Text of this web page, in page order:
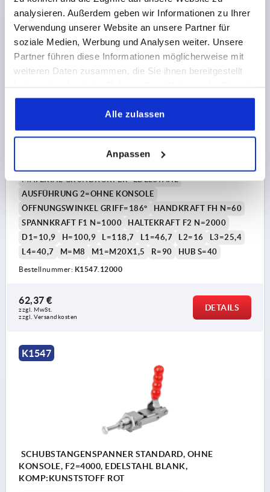
analysieren. Außerdem geben wir Informationen zu Ihrer
Verwendung unserer Website an unsere Partner für
soziale Medien, Werbung und Analysen weiter. Unsere
Partner führen diese Informationen möglicherweise mit
weiteren Daten zusammen, die Sie ihnen bereitgestellt
gesammelt haben.
Alle zulassen
Anpassen
K1547
SCHUBSTANGENSPANNER STANDARD, OHNE
KOMP:KUNSTSTOFF ROT
MATERIAL GRUNDKÖRPER=EDELSTAHL
AUSFÜHRUNG 2=OHNE KONSOLE
ÖFFNUNGSWINKEL GRIFF=186°
HANDKRAFT FH N=60
SPANNKRAFT F1 N=1000
HALTEKRAFT F2 N=2000
D1=10,9
H=100,9 L=118,7 L1=46,7 L2=16
L3=25,4
L4=40,7
M=M8 M1=M20X1,5 R=90 HUB S=40
Bestellnummer: K1547.12000
62,37 €
zzgl. MwSt.
zzgl. Versandkosten
DETAILS
K1547
SCHUBSTANGENSPANNER STANDARD, OHNE
KONSOLE, F2=4000, EDELSTAHL BLANK,
KOMP:KUNSTSTOFF ROT